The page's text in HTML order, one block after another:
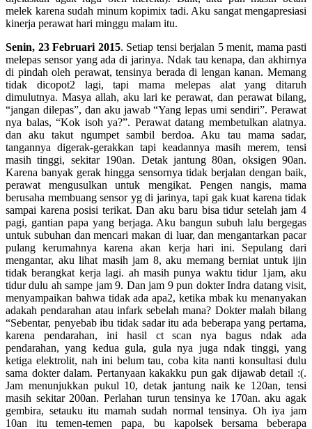
melek karena sudah minum kopimix tadi. Aku sangat mengapresiasi
kinerja perawat hari minggu malam itu.
Senin, 23 Februari 2015. Setiap tensi berjalan 5 menit, mama pasti
melepas sensor yang ada di jarinya. Ndak tau kenapa, dan akhirnya
di pindah oleh perawat, tensinya berada di lengan kanan. Memang
tidak dicopot2 lagi, tapi mama melepas alat yang ditaruh
dimulutnya. Masya allah, aku lari ke perawat, dan perawat bilang,
“jangan dilepas”, dan aku jawab “Yang lepas umi sendiri”. Perawat
nya balas, “Kok isoh ya?”. Perawat datang membetulkan alatnya.
dan aku takut ngumpet sambil berdoa. Aku tau mama sadar,
tangannya digerak-gerakkan tapi keadannya masih merem, tensi
masih tinggi, sekitar 190an. Detak jantung 80an, oksigen 90an.
Karena banyak gerak hingga sensornya tidak berjalan dengan baik,
perawat mengusulkan untuk mengikat. Pengen nangis, mama
berusaha membuang sensor yg di jarinya, tapi gak kuat karena tidak
sampai karena posisi terikat. Dan aku baru bisa tidur setelah jam 4
pagi, gantian papa yang berjaga. Aku bangun subuh lalu bergegas
untuk subuhan dan mencari makan di luar, dan mengantarkan pacar
pulang kerumahnya karena akan kerja hari ini. Sepulang dari
mengantar, aku lihat masih jam 8, aku memang berniat untuk ijin
tidak berangkat kerja lagi. ah masih punya waktu tidur 1jam, aku
tidur dulu ah sampe jam 9. Dan jam 9 pun dokter Indra datang visit,
menyampaikan bahwa tidak ada apa2, ketika mbak ku menanyakan
adakah pendarahan atau infark sebelah mana? Dokter malah bilang
“Sebentar, penyebab ibu tidak sadar itu ada beberapa yang pertama,
karena pendarahan, ini hasil ct scan nya bagus ndak ada
pendarahan, yang kedua gula, gula nya juga ndak tinggi, yang
ketiga elektrolit, nah ini belum tau, coba kita nanti konsultasi dulu
sama dokter dalam. Pertanyaan kakakku pun gak dijawab detail :(.
Jam menunjukkan pukul 10, detak jantung naik ke 120an, tensi
masih sekitar 200an. Perlahan turun tensinya ke 170an. aku agak
gembira, setauku itu mamah sudah normal tensinya. Oh iya jam
10an itu temen-temen papa, bu kapolsek bersama beberapa